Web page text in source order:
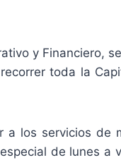
y Financiero,
toda la
a los servicios de
de lunes a